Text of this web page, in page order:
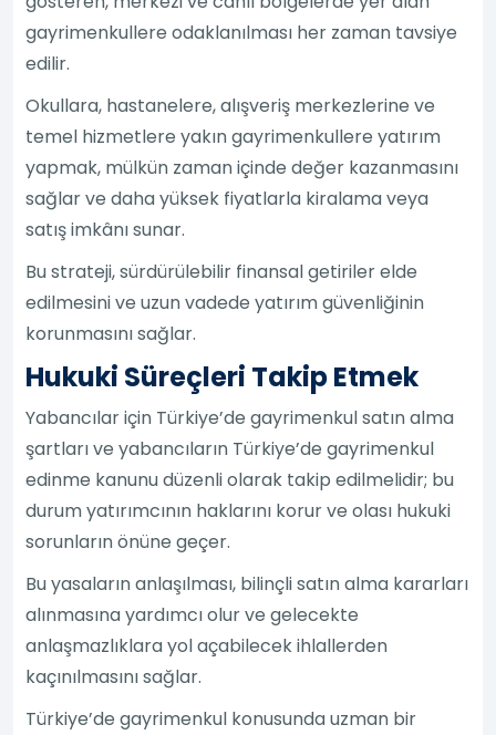
gayrimenkullere odaklanılması her zaman tavsiye
edilir.
Okullara, hastanelere, alışveriş merkezlerine ve
temel hizmetlere yakın gayrimenkullere yatırım
yapmak, mülkün zaman içinde değer kazanmasını
sağlar ve daha yüksek fiyatlarla kiralama veya
satış imkânı sunar.
Bu strateji, sürdürülebilir finansal getiriler elde
edilmesini ve uzun vadede yatırım güvenliğinin
korunmasını sağlar.
Hukuki Süreçleri Takip Etmek
Yabancılar için Türkiye’de gayrimenkul satın alma
şartları ve yabancıların Türkiye’de gayrimenkul
edinme kanunu düzenli olarak takip edilmelidir; bu
durum yatırımcının haklarını korur ve olası hukuki
sorunların önüne geçer.
Bu yasaların anlaşılması, bilinçli satın alma kararları
alınmasına yardımcı olur ve gelecekte
anlaşmazlıklara yol açabilecek ihlallerden
kaçınılmasını sağlar.
Türkiye’de gayrimenkul konusunda uzman bir